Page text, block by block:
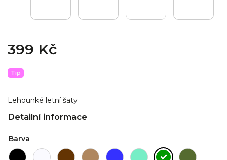
399 Kč
Lehounké letní šaty
Detailní informace
Tip
Barva